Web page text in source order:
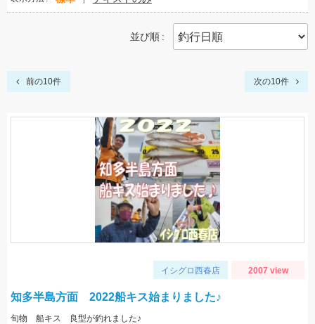
並び順
前の10件 次の10件
イシグロ西春店 2007 view
知多半島方面 2022船キス始まりました♪
旬物 船キス 良型が釣れました♪